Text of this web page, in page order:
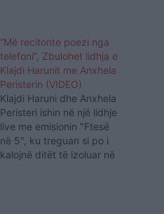
“Më recitonte poezi nga
telefoni”, Zbulohet lidhja e
Klajdi Harunit me Anxhela
Peristerin (VIDEO)
Klajdi Haruni dhe Anxhela
Peristeri ishin në një lidhje
live me emisionin "Ftesë
në 5", ku treguan si po i
kalojnë ditët të izoluar në